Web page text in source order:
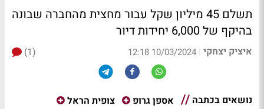
תשלם 45 מיליון שקל עבור מחצית מהחברה שבונה
בהיקף של 6,000 יחידות דיור
איציק יצחקי |
10/03/2024 12:18
(1)
נושאים בכתבה אספן גרופ צופית הראל